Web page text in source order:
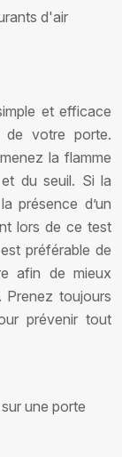
et efficace
de votre porte.
la flamme
du seuil. Si la
présence d’un
lors de ce test
préférable de
afin de mieux
Prenez toujours
prévenir tout